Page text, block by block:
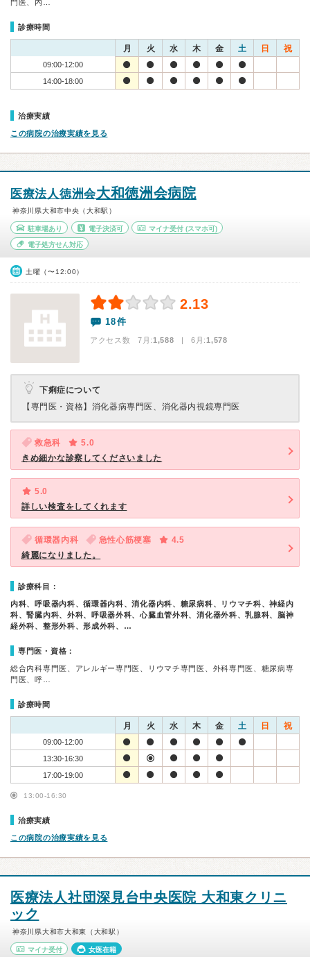
門医、内…
診療時間
月 火 水 木 金 土 日 祝
09:00-12:00
14:00-18:00
治療実績
この病院の治療実績を見る
医療法人徳洲会大和徳洲会病院
神奈川県大和市中央（大和駅）
駐車場あり 電子決済可 マイナ受付 (スマホ可)
電子処方せん対応
土曜（〜12:00）
2.13
18件
アクセス数 7月:1,588 | 6月:1,578
下痢症について
【専門医・資格】 消化器病専門医、消化器内視鏡専門医
救急科
5.0
きめ細かな診察してくださいました
5.0
詳しい検査をしてくれます
循環器内科 急性心筋梗塞
4.5
綺麗になりました。
診療科目：
内科、呼吸器内科、循環器内科、消化器内科、糖尿病科、リウマチ科、神経内
科、腎臓内科、外科、呼吸器外科、心臓血管外科、消化器外科、乳腺科、脳神
経外科、整形外科、形成外科、…
専門医・資格：
総合内科専門医、アレルギー専門医、リウマチ専門医、外科専門医、糖尿病専
門医、呼…
診療時間
月 火 水 木 金 土 日 祝
09:00-12:00
13:30-16:30
17:00-19:00
13:00-16:30
治療実績
この病院の治療実績を見る
医療法人社団深見台中央医院 大和東クリニ
ック
神奈川県大和市大和東（大和駅）
マイナ受付 女医在籍